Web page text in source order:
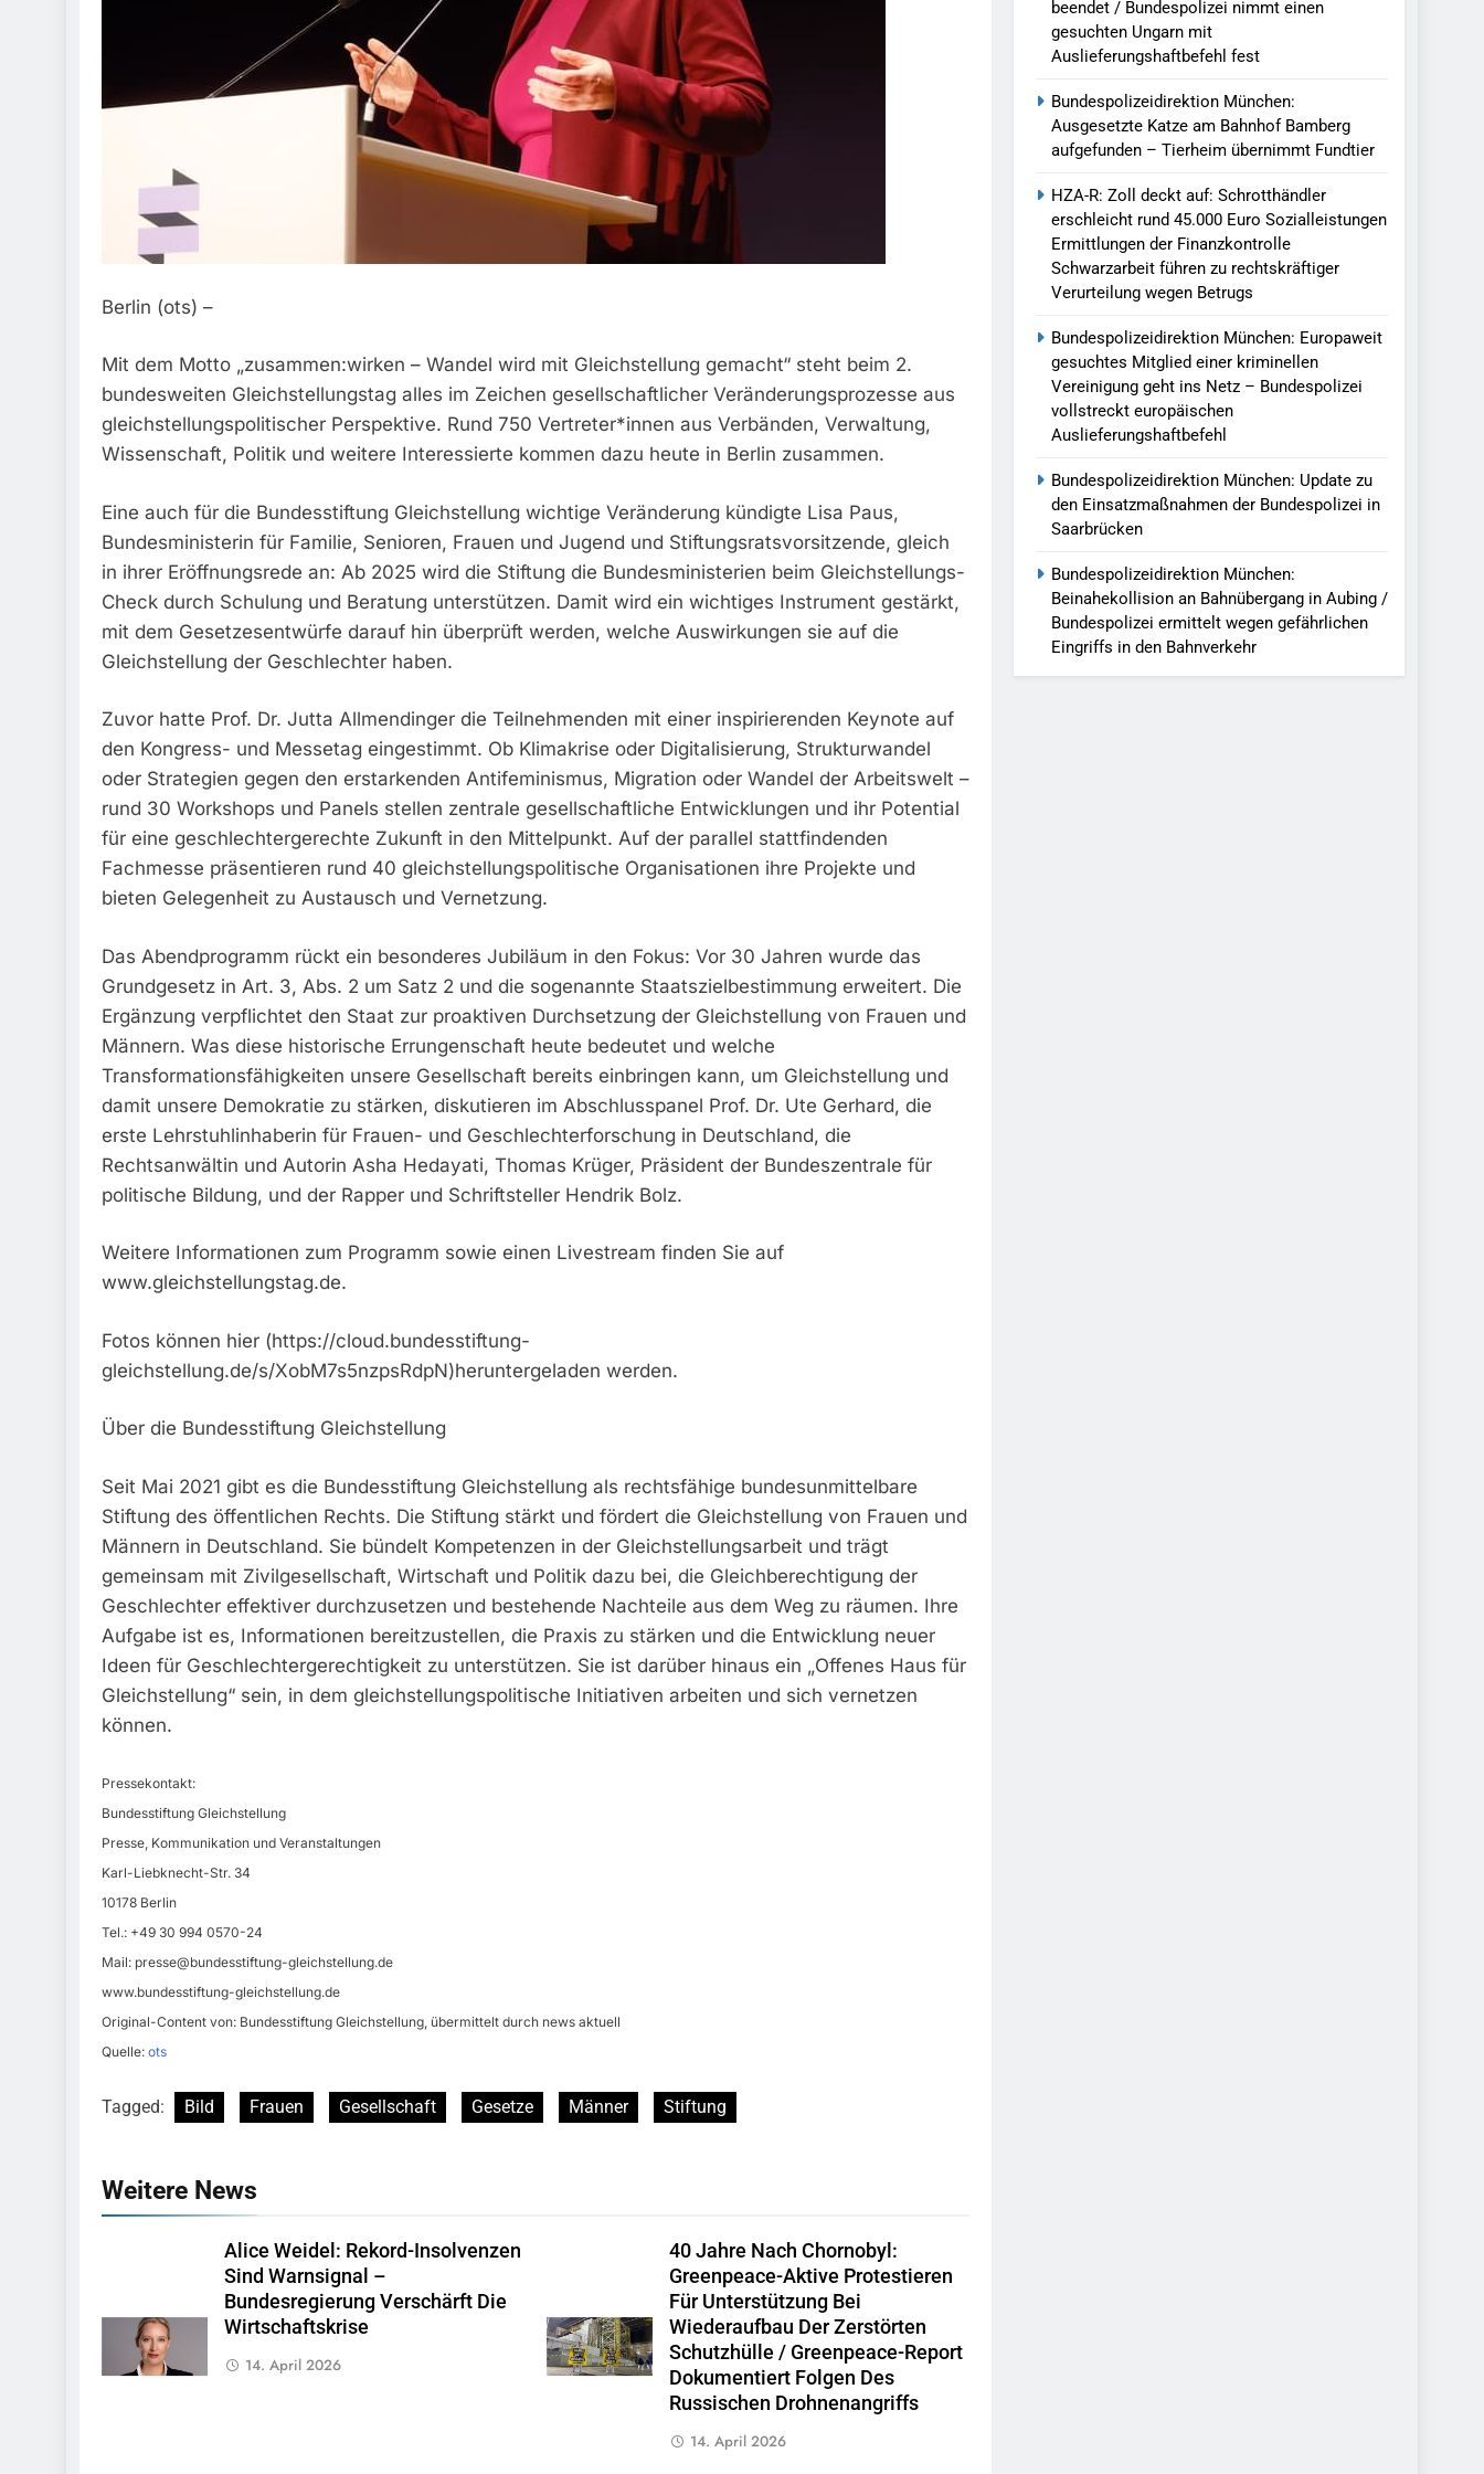
Berlin (ots) –
Mit dem Motto „zusammen:wirken – Wandel wird mit Gleichstellung gemacht“ steht beim 2.
bundesweiten Gleichstellungstag alles im Zeichen gesellschaftlicher Veränderungsprozesse aus
gleichstellungspolitischer Perspektive. Rund 750 Vertreter*innen aus Verbänden, Verwaltung,
Wissenschaft, Politik und weitere Interessierte kommen dazu heute in Berlin zusammen.
Eine auch für die Bundesstiftung Gleichstellung wichtige Veränderung kündigte Lisa Paus,
Bundesministerin für Familie, Senioren, Frauen und Jugend und Stiftungsratsvorsitzende, gleich
in ihrer Eröffnungsrede an: Ab 2025 wird die Stiftung die Bundesministerien beim Gleichstellungs-
Check durch Schulung und Beratung unterstützen. Damit wird ein wichtiges Instrument gestärkt,
mit dem Gesetzesentwürfe darauf hin überprüft werden, welche Auswirkungen sie auf die
Gleichstellung der Geschlechter haben.
Zuvor hatte Prof. Dr. Jutta Allmendinger die Teilnehmenden mit einer inspirierenden Keynote auf
den Kongress- und Messetag eingestimmt. Ob Klimakrise oder Digitalisierung, Strukturwandel
oder Strategien gegen den erstarkenden Antifeminismus, Migration oder Wandel der Arbeitswelt –
rund 30 Workshops und Panels stellen zentrale gesellschaftliche Entwicklungen und ihr Potential
für eine geschlechtergerechte Zukunft in den Mittelpunkt. Auf der parallel stattfindenden
Fachmesse präsentieren rund 40 gleichstellungspolitische Organisationen ihre Projekte und
bieten Gelegenheit zu Austausch und Vernetzung.
Das Abendprogramm rückt ein besonderes Jubiläum in den Fokus: Vor 30 Jahren wurde das
Grundgesetz in Art. 3, Abs. 2 um Satz 2 und die sogenannte Staatszielbestimmung erweitert. Die
Ergänzung verpflichtet den Staat zur proaktiven Durchsetzung der Gleichstellung von Frauen und
Männern. Was diese historische Errungenschaft heute bedeutet und welche
Transformationsfähigkeiten unsere Gesellschaft bereits einbringen kann, um Gleichstellung und
damit unsere Demokratie zu stärken, diskutieren im Abschlusspanel Prof. Dr. Ute Gerhard, die
erste Lehrstuhlinhaberin für Frauen- und Geschlechterforschung in Deutschland, die
Rechtsanwältin und Autorin Asha Hedayati, Thomas Krüger, Präsident der Bundeszentrale für
politische Bildung, und der Rapper und Schriftsteller Hendrik Bolz.
Weitere Informationen zum Programm sowie einen Livestream finden Sie auf
www.gleichstellungstag.de.
Fotos können hier (https://cloud.bundesstiftung-
gleichstellung.de/s/XobM7s5nzpsRdpN)heruntergeladen werden.
Über die Bundesstiftung Gleichstellung
Seit Mai 2021 gibt es die Bundesstiftung Gleichstellung als rechtsfähige bundesunmittelbare
Stiftung des öffentlichen Rechts. Die Stiftung stärkt und fördert die Gleichstellung von Frauen und
Männern in Deutschland. Sie bündelt Kompetenzen in der Gleichstellungsarbeit und trägt
gemeinsam mit Zivilgesellschaft, Wirtschaft und Politik dazu bei, die Gleichberechtigung der
Geschlechter effektiver durchzusetzen und bestehende Nachteile aus dem Weg zu räumen. Ihre
Aufgabe ist es, Informationen bereitzustellen, die Praxis zu stärken und die Entwicklung neuer
Ideen für Geschlechtergerechtigkeit zu unterstützen. Sie ist darüber hinaus ein „Offenes Haus für
Gleichstellung“ sein, in dem gleichstellungspolitische Initiativen arbeiten und sich vernetzen
können.
Pressekontakt:
Bundesstiftung Gleichstellung
Presse, Kommunikation und Veranstaltungen
Karl-Liebknecht-Str. 34
10178 Berlin
Tel.: +49 30 994 0570-24
Mail: presse@bundesstiftung-gleichstellung.de
www.bundesstiftung-gleichstellung.de
Original-Content von: Bundesstiftung Gleichstellung, übermittelt durch news aktuell
Quelle: ots
Tagged: Bild Frauen Gesellschaft Gesetze Männer Stiftung
Weitere News
Alice Weidel: Rekord-Insolvenzen
Sind Warnsignal –
Bundesregierung Verschärft Die
Wirtschaftskrise
14. April 2026
40 Jahre Nach Chornobyl:
Greenpeace-Aktive Protestieren
Für Unterstützung Bei
Wiederaufbau Der Zerstörten
Schutzhülle / Greenpeace-Report
Dokumentiert Folgen Des
Russischen Drohnenangriffs
14. April 2026
beendet / Bundespolizei nimmt einen
gesuchten Ungarn mit
Auslieferungshaftbefehl fest
Bundespolizeidirektion München:
Ausgesetzte Katze am Bahnhof Bamberg
aufgefunden – Tierheim übernimmt Fundtier
HZA-R: Zoll deckt auf: Schrotthändler
erschleicht rund 45.000 Euro Sozialleistungen
Ermittlungen der Finanzkontrolle
Schwarzarbeit führen zu rechtskräftiger
Verurteilung wegen Betrugs
Bundespolizeidirektion München: Europaweit
gesuchtes Mitglied einer kriminellen
Vereinigung geht ins Netz – Bundespolizei
vollstreckt europäischen
Auslieferungshaftbefehl
Bundespolizeidirektion München: Update zu
den Einsatzmaßnahmen der Bundespolizei in
Saarbrücken
Bundespolizeidirektion München:
Beinahekollision an Bahnübergang in Aubing /
Bundespolizei ermittelt wegen gefährlichen
Eingriffs in den Bahnverkehr